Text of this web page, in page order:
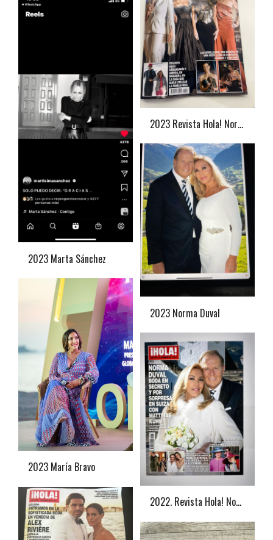
2023 Revista Hola! Norma Duval
2023 Marta Sánchez
2023 Norma Duval
2023 María Bravo
2022. Revista Hola! Norma Duval